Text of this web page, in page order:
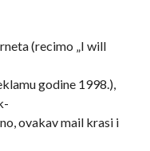
(recimo „I will
godine 1998.),
ovakav mail krasi i